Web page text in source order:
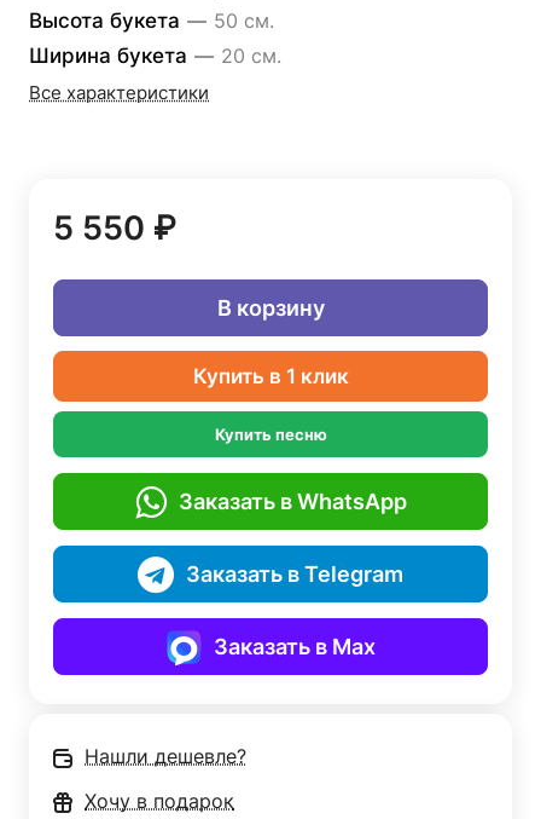
Высота букета — 50 см.
Ширина букета — 20 см.
Все характеристики
5 550 ₽
В корзину
Купить в 1 клик
Купить песню
Заказать в WhatsApp
Заказать в Telegram
Заказать в Max
Нашли дешевле?
Хочу в подарок